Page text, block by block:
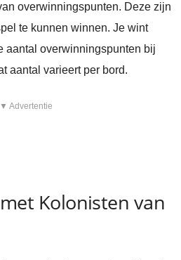
overwinningspunten. Deze zijn
te kunnen winnen. Je wint
aantal overwinningspunten bij
aantal varieert per bord.
▼ Advertentie
Kolonisten van